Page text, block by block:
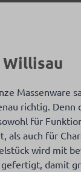
Willisau
Massenware
richtig. Denn
für
als auch für
wird mit
damit